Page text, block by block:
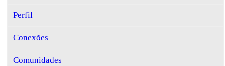
Perfil
Conexões
Comunidades